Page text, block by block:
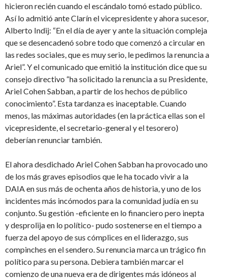
hicieron recién cuando el escándalo tomó estado público.
Así lo admitió ante Clarín el vicepresidente y ahora sucesor,
Alberto Indij: “En el día de ayer y ante la situación compleja
que se desencadenó sobre todo que comenzó a circular en
las redes sociales, que es muy serio, le pedimos la renuncia a
Ariel”. Y el comunicado que emitió la institución dice que su
consejo directivo “ha solicitado la renuncia a su Presidente,
Ariel Cohen Sabban, a partir de los hechos de público
conocimiento”. Esta tardanza es inaceptable. Cuando
menos, las máximas autoridades (en la práctica ellas son el
vicepresidente, el secretario-general y el tesorero)
deberían renunciar también.
El ahora desdichado Ariel Cohen Sabban ha provocado uno
de los más graves episodios que le ha tocado vivir a la
DAIA en sus más de ochenta años de historia, y uno de los
incidentes más incómodos para la comunidad judía en su
conjunto. Su gestión -eficiente en lo financiero pero inepta
y desprolija en lo político- pudo sostenerse en el tiempo a
fuerza del apoyo de sus cómplices en el liderazgo, sus
compinches en el sendero. Su renuncia marca un trágico fin
político para su persona. Debiera también marcar el
comienzo de una nueva era de dirigentes más idóneos al